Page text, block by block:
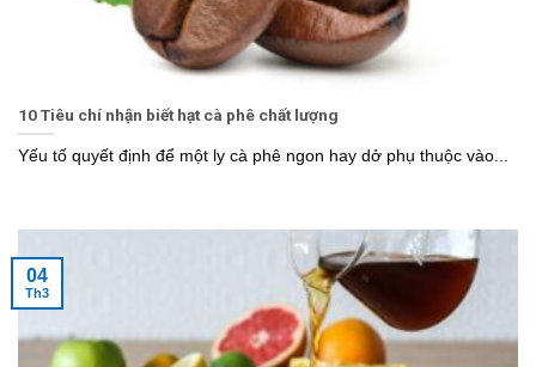
10 Tiêu chí nhận biết hạt cà phê chất lượng
Yếu tố quyết định để một ly cà phê ngon hay dở phụ thuộc vào...
04
Th3